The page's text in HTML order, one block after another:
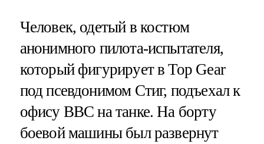
Человек, одетый в костюм
анонимного пилота-испытателя,
который фигурирует в Top Gear
под псевдонимом Стиг, подъехал к
офису BBC на танке. На борту
боевой машины был развернут